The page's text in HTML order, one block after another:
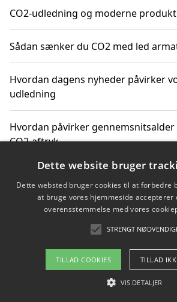
CO2-udledning og moderne
Sådan sænker du CO2 med led
Hvordan dagens nyheder påvirker
udledning
Hvordan påvirker
CO2-aftryk
Hvordan nyheder om CO2-
hverdag
Om / kontakt
Blog
Dette website bruger
Dette websted bruger cookies til at forbedre
at bruge vores hjemmeside accepterer
overensstemmelse med vores
STRENGT
TILLAD COOKIES TILLAD
VIS DETALJER